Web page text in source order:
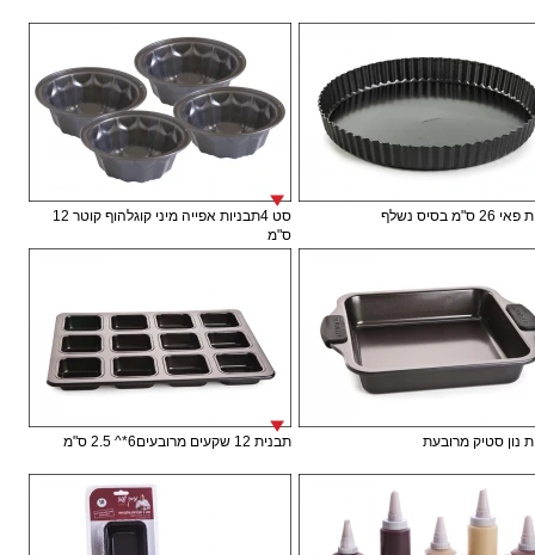
בסיס נשלף
סט 4תבניות אפייה מיני קוגלהוף קוטר 12
ס"מ
נון סטיק מרובעת תבנית 12 שקעים מרובעים6*^ 2.5 ס"מ